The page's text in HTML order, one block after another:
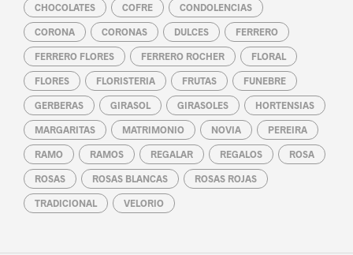
CHOCOLATES COFRE CONDOLENCIAS
CORONA CORONAS DULCES FERRERO
FERRERO FLORES FERRERO ROCHER FLORAL
FLORES FLORISTERIA FRUTAS FUNEBRE
GERBERAS GIRASOL GIRASOLES HORTENSIAS
MARGARITAS MATRIMONIO NOVIA PEREIRA
RAMO RAMOS REGALAR REGALOS ROSA
ROSAS ROSAS BLANCAS ROSAS ROJAS
TRADICIONAL VELORIO